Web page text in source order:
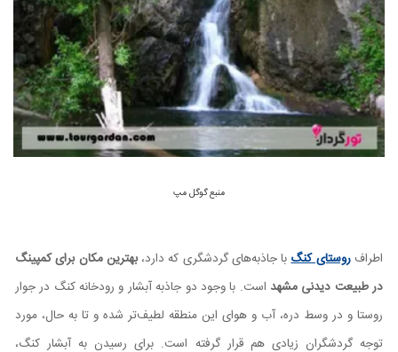
منبع گوگل مپ
اطراف روستای کنگبا جاذبه‌های گردشگری که دارد،بهترین مکان برای کمپینگ
در طبیعت دیدنی مشهد است. با وجود دو جاذبه آبشار و رودخانه کنگ در جوار
روستا و در وسط دره، آب و هوای این منطقه لطیف‌تر شده و تا به حال، مورد
توجه گردشگران زیادی هم قرار گرفته است. برای رسیدن به آبشار کنگ،